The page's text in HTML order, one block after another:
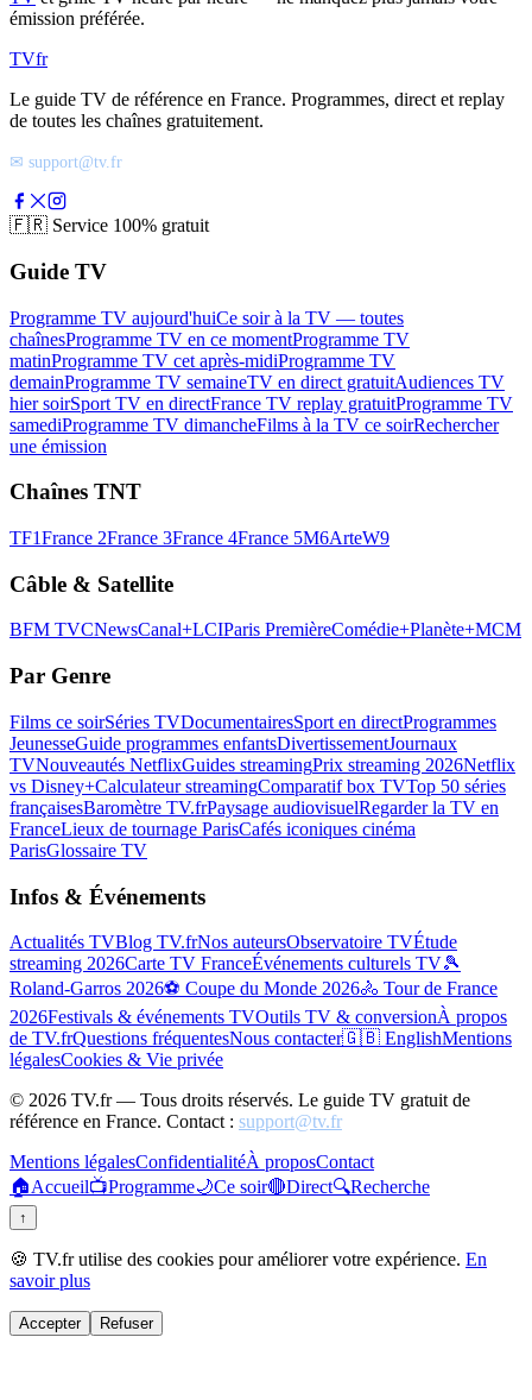
émission préférée.
TVfr
Le guide TV de référence en France. Programmes, direct et replay
de toutes les chaînes gratuitement.
✉ support@tv.fr
🇫🇷 Service 100% gratuit
Guide TV
Programme TV aujourd'huiCe soir à la TV — toutes
chaînesProgramme TV en ce momentProgramme TV
matinProgramme TV cet après-midiProgramme TV
demainProgramme TV semaineTV en direct gratuitAudiences TV
hier soirSport TV en directFrance TV replay gratuitProgramme TV
samediProgramme TV dimancheFilms à la TV ce soirRechercher
une émission
Chaînes TNT
TF1France 2France 3France 4France 5M6ArteW9
Câble & Satellite
BFM TVCNewsCanal+LCIParis PremièreComédie+Planète+MCM
Par Genre
Films ce soirSéries TVDocumentairesSport en directProgrammes
JeunesseGuide programmes enfantsDivertissementJournaux
TVNouveautés NetflixGuides streamingPrix streaming 2026Netflix
vs Disney+Calculateur streamingComparatif box TVTop 50 séries
françaisesBaromètre TV.frPaysage audiovisuelRegarder la TV en
FranceLieux de tournage ParisCafés iconiques cinéma
ParisGlossaire TV
Infos & Événements
Actualités TVBlog TV.frNos auteursObservatoire TVÉtude
streaming 2026Carte TV FranceÉvénements culturels TV🎾
Roland-Garros 2026⚽ Coupe du Monde 2026🚴 Tour de France
2026Festivals & événements TVOutils TV & conversionÀ propos
de TV.frQuestions fréquentesNous contacter🇬🇧 EnglishMentions
légalesCookies & Vie privée
© 2026 TV.fr — Tous droits réservés. Le guide TV gratuit de
référence en France. Contact : support@tv.fr
Mentions légalesConfidentialitéÀ proposContact
🏠Accueil📺Programme🌙Ce soir🔴Direct🔍Recherche
↑
🍪 TV.fr utilise des cookies pour améliorer votre expérience. En
savoir plus
Accepter Refuser